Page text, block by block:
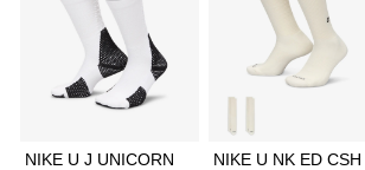
3 期 0 利率 每期
合作金庫商業銀行
第一商業銀行
華南商業銀行
彰化商業銀行
上海商業儲蓄銀行
Apple Pay
NIKE U J UNICORN
NIKE U NK ED CSH